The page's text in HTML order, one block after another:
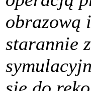
obrazową
starannie